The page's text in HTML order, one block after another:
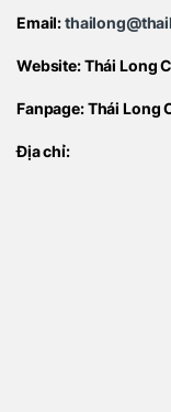
Email:
Website:Thái Long
Fanpage:Thái Long
Địa chỉ: